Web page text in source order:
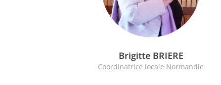
Brigitte BRIERE
Coordinatrice locale Normandie